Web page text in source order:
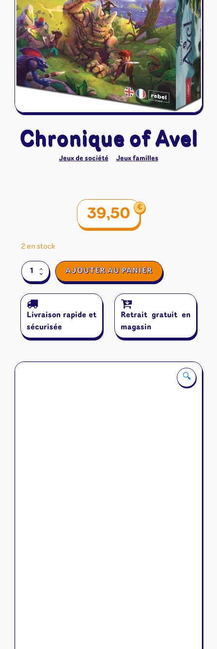
Naruto Mythos
Autres
Tapis de jeu
🔍
Chronique of Avel
Jeux de société Jeux familles
39,50 €
2 en stock
quantité
de
of
Avel
AJOUTER AU PANIER
Livraison rapide et
sécurisée
Retrait gratuit en
magasin